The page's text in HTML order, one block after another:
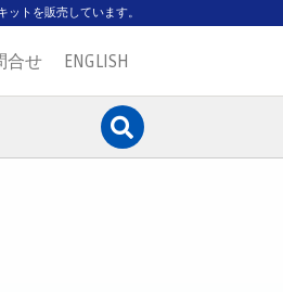
トを販売しています。
合せ ENGLISH